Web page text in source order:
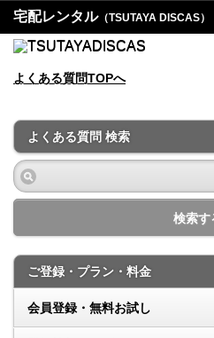
宅配レンタル（TSUTAYA DISCAS）
よくある質問TOPへ
よくある質問 検索
検索す
ご登録・プラン・料金
会員登録・無料お試し